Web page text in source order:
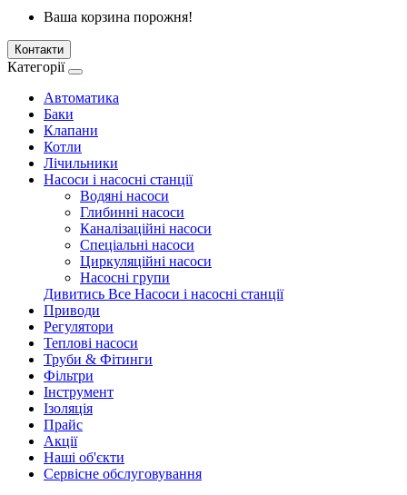
Ваша корзина порожня!
Контакти
Категорії
Автоматика
Баки
Клапани
Котли
Лічильники
Насоси і насосні станції
Водяні насоси
Глибинні насоси
Каналізаційні насоси
Спеціальні насоси
Циркуляційні насоси
Насосні групи
Дивитись Все Насоси і насосні станції
Приводи
Регулятори
Теплові насоси
Труби & Фітинги
Фільтри
Інструмент
Ізоляція
Прайс
Акції
Наші об'єкти
Сервісне обслуговування